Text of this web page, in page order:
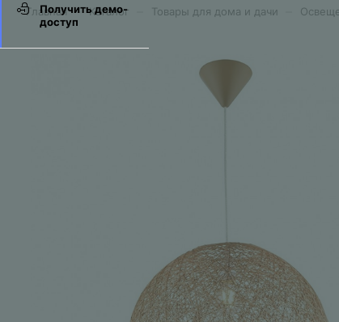
Главная – Каталог Товары для дома и дачи
Получить демо-
доступ